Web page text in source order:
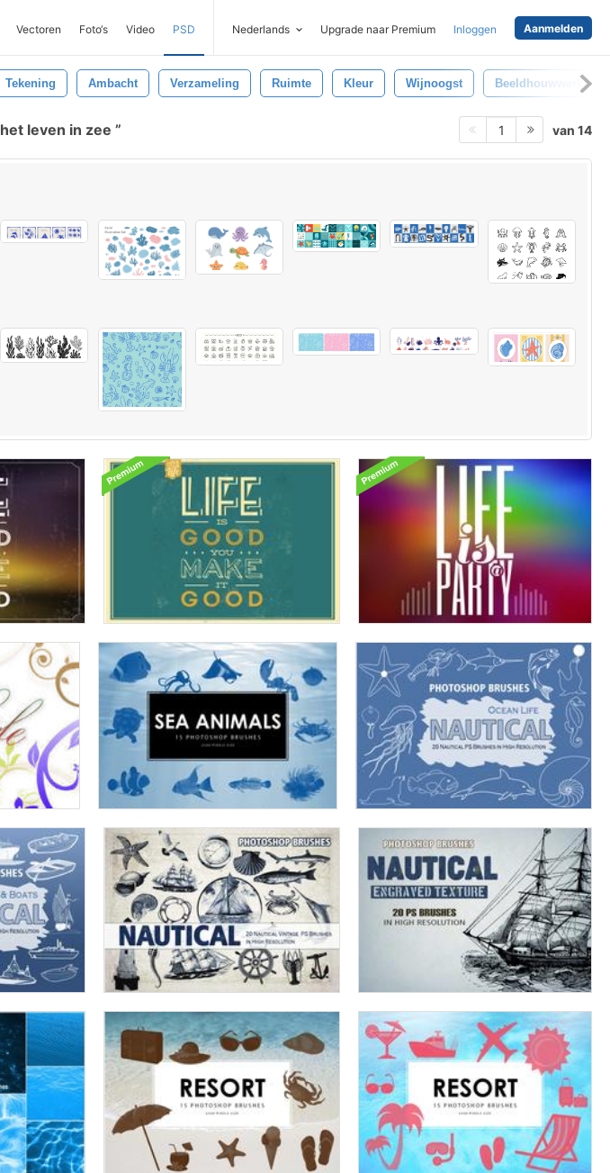
Vectoren Foto‘s Video PSD Nederlands Upgrade naar Premium Inloggen Aanmelden
Tekening Ambacht Verzameling Ruimte Kleur Wijnoogst Beeldhouwwerk
het leven in zee 1 van 14